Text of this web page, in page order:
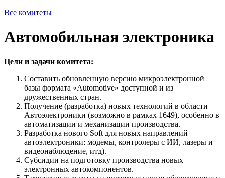
Все комитеты
Автомобильная электроника
Цели и задачи комитета:
Составить обновленную версию микроэлектронной
базы формата «Automotive» доступной и из
дружественных стран.
Получение (разработка) новых технологий в области
Автоэлектроники (возможно в рамках 1649), особенно в
автоматизации и механизации производства.
Разработка нового Soft для новых направлений
автоэлектроники: модемы, контролеры с ИИ, лазеры и
видеонаблюдение, итд).
Субсидии на подготовку производства новых
электронных автокомпонентов.